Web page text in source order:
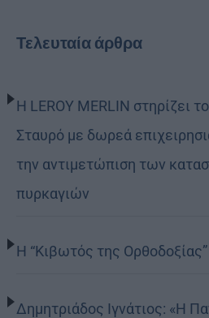
Τελευταία άρθρα
Η LEROY MERLIN στηρίζει
Σταυρό με δωρεά
την αντιμετώπιση των
πυρκαγιών
Η “Κιβωτός της
Δημητριάδος Ιγνάτιος: «Η